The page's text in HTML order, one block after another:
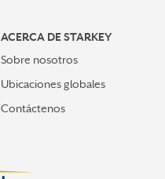
ACERCA DE STARKEY
Sobre nosotros
Ubicaciones globales
Contáctenos